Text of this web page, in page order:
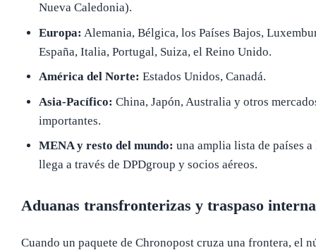
Nueva Caledonia).
Europa: Alemania, Bélgica, los Países Bajos,
España, Italia, Portugal, Suiza, el Reino Unido.
América del Norte: Estados Unidos, Canadá.
Asia-Pacífico: China, Japón, Australia y otros
importantes.
MENA y resto del mundo: una amplia lista de países a
llega a través de DPDgroup y socios aéreos.
Aduanas transfronterizas y traspaso
Cuando un paquete de Chronopost cruza una frontera, el